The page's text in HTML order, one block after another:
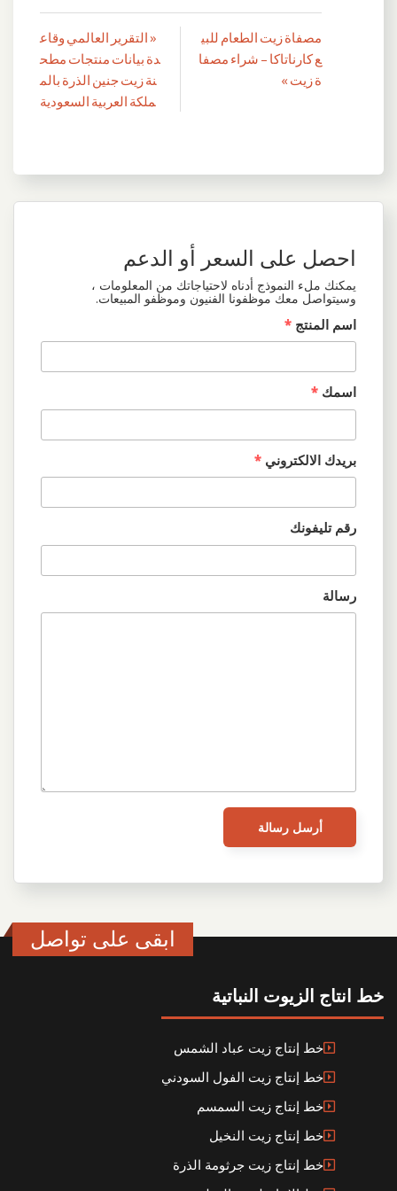
تصفّح
المقالات
« التقرير العالمي وقاع
دة بيانات منتجات مطح
نة زيت جنين الذرة بالم
ملكة العربية السعودية
مصفاة زيت الطعام للبي
ع كارناتاكا – شراء مصفا
ة زيت »
احصل على السعر أو الدعم
يمكنك ملء النموذج أدناه لاحتياجاتك من المعلومات ،
وسيتواصل معك موظفونا الفنيون وموظفو المبيعات.
اسم المنتج *
اسمك *
بريدك الالكتروني *
رقم تليفونك
رسالة
ابقى على تواصل
خط انتاج الزيوت النباتية
خط إنتاج زيت عباد الشمس
خط إنتاج زيت الفول السودني
خط إنتاج زيت السمسم
خط إنتاج زيت النخيل
خط إنتاج زيت جرثومة الذرة